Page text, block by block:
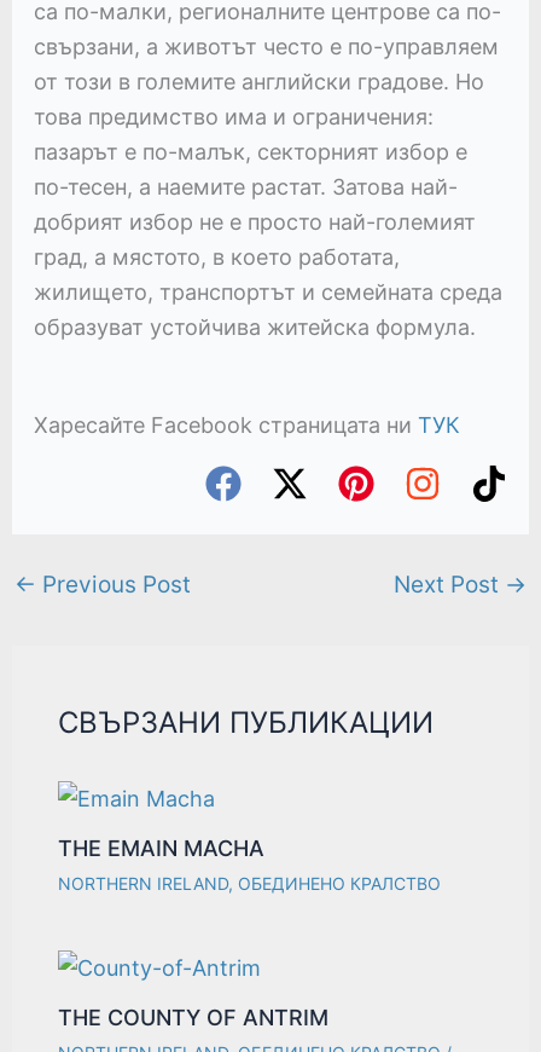
са по-малки, регионалните центрове са по-
свързани, а животът често е по-управляем
от този в големите английски градове. Но
това предимство има и ограничения:
пазарът е по-малък, секторният избор е
по-тесен, а наемите растат. Затова най-
добрият избор не е просто най-големият
град, а мястото, в което работата,
жилището, транспортът и семейната среда
образуват устойчива житейска формула.
Харесайте Facebook страницата ни ТУК
← Previous Post Next Post →
СВЪРЗАНИ ПУБЛИКАЦИИ
THE EMAIN MACHA
NORTHERN IRELAND, ОБЕДИНЕНО КРАЛСТВО
THE COUNTY OF ANTRIM